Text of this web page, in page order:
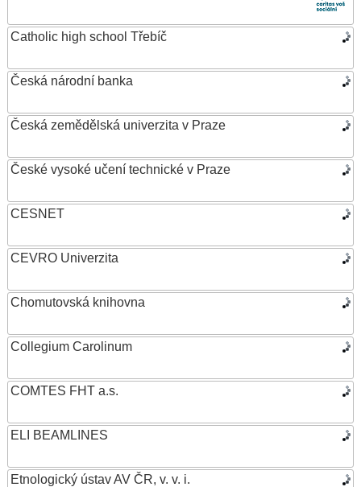
Catholic high school Třebíč
Česká národní banka
Česká zemědělská univerzita v Praze
České vysoké učení technické v Praze
CESNET
CEVRO Univerzita
Chomutovská knihovna
Collegium Carolinum
COMTES FHT a.s.
ELI BEAMLINES
Etnologický ústav AV ČR, v. v. i.